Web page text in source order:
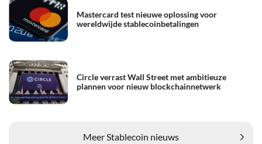
Mastercard test nieuwe oplossing voor
wereldwijde stablecoinbetalingen
Circle verrast Wall Street met ambitieuze
plannen voor nieuw blockchainnetwerk
Meer Stablecoin nieuws